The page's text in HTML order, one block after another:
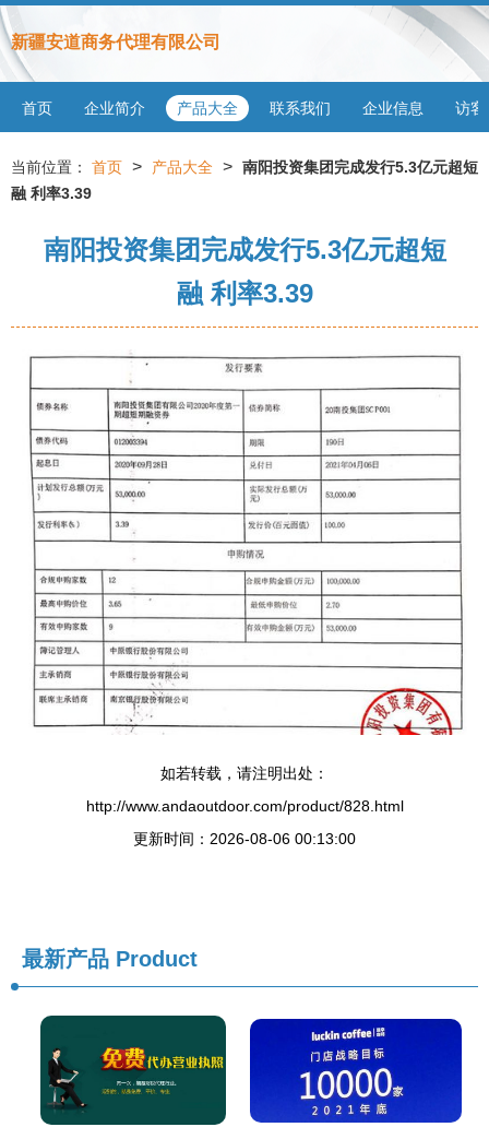
新疆安道商务代理有限公司
首页 企业简介 产品大全 联系我们 企业信息 访客
当前位置： 首页 > 产品大全 > 南阳投资集团完成发行5.3亿元超短
融 利率3.39
南阳投资集团完成发行5.3亿元超短
融 利率3.39
如若转载，请注明出处：
http://www.andaoutdoor.com/product/828.html
更新时间：2026-08-06 00:13:00
最新产品 Product